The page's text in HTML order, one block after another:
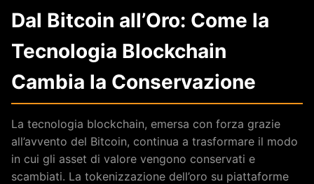
Dal Bitcoin all’Oro: Come la
Tecnologia Blockchain
Cambia la Conservazione
La tecnologia blockchain, emersa con forza grazie
all’avvento del Bitcoin, continua a trasformare il modo
in cui gli asset di valore vengono conservati e
scambiati. La tokenizzazione dell’oro su piattaforme